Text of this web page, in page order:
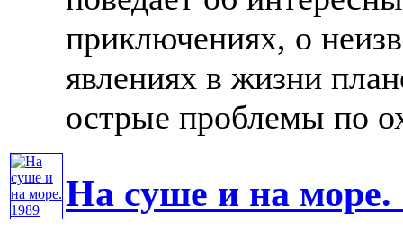
приключениях, о
явлениях в жизни
острые проблемы по
На суше и на море.